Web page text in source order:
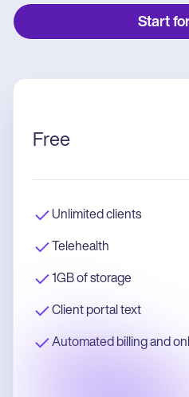
Start
Free
Unlimited clients
Telehealth
1GB of storage
Client portal text
Automated billing and